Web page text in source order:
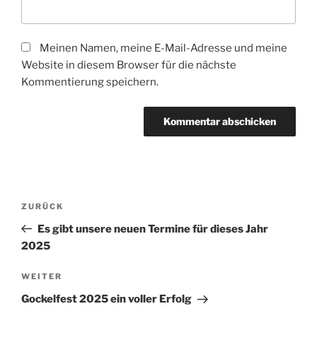
Meinen Namen, meine E-Mail-Adresse und meine
Website in diesem Browser für die nächste
Kommentierung speichern.
Beitragsnavigation
Vorheriger
Beitrag
ZURÜCK
Es gibt unsere neuen Termine für dieses Jahr
2025
Nächster
Beitrag
WEITER
Gockelfest 2025 ein voller Erfolg